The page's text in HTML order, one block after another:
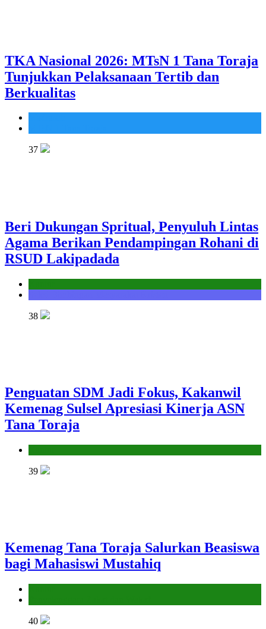
TKA Nasional 2026: MTsN 1 Tana Toraja
Tunjukkan Pelaksanaan Tertib dan
Berkualitas
37
Beri Dukungan Spritual, Penyuluh Lintas
Agama Berikan Pendampingan Rohani di
RSUD Lakipadada
38
Penguatan SDM Jadi Fokus, Kakanwil
Kemenag Sulsel Apresiasi Kinerja ASN
Tana Toraja
39
Kemenag Tana Toraja Salurkan Beasiswa
bagi Mahasiswi Mustahiq
40